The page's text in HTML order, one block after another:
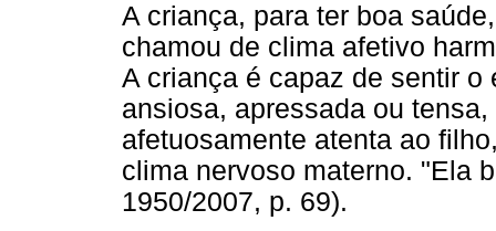
A criança, para ter boa
chamou de clima afetivo
A criança é capaz de sentir
ansiosa, apressada ou
afetuosamente atenta ao
clima nervoso materno. "Ela
1950/2007, p. 69).